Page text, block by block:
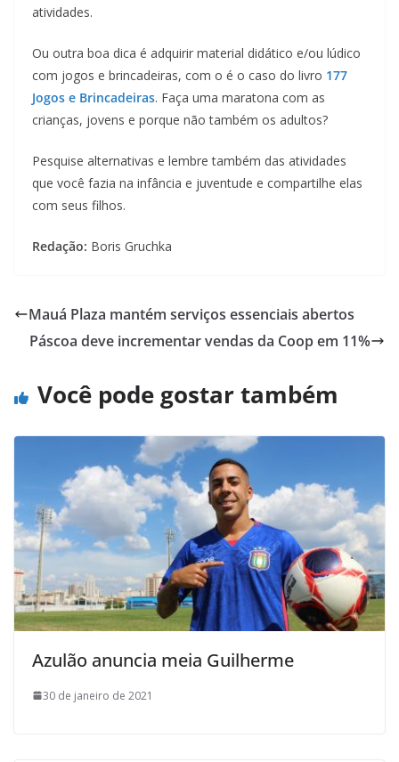
atividades.
Ou outra boa dica é adquirir material didático e/ou lúdico
com jogos e brincadeiras, com o é o caso do livro 177
Jogos e Brincadeiras. Faça uma maratona com as
crianças, jovens e porque não também os adultos?
Pesquise alternativas e lembre também das atividades
que você fazia na infância e juventude e compartilhe elas
com seus filhos.
Redação: Boris Gruchka
Mauá Plaza mantém serviços essenciais abertos
Páscoa deve incrementar vendas da Coop em 11%
Você pode gostar também
Azulão anuncia meia Guilherme
30 de janeiro de 2021